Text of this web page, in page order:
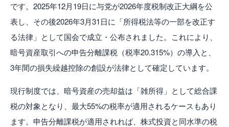
です。2025年12月19日に与党が2026年度税制改正大綱を公
表し、その後2026年3月31日に「所得税法等の一部を改正す
る法律」として国会で成立・公布されました。これにより、
暗号資産取引への申告分離課税（税率20.315%）の導入と、
3年間の損失繰越控除の創設が法律として確定しています。
現行制度では、暗号資産の売却益は「雑所得」として総合課
税の対象となり、最大55%の税率が適用されるケースもあり
ます。申告分離課税が適用されれば、株式投資と同水準の税